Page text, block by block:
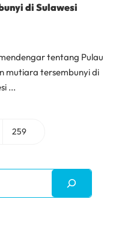
di Sulawesi
tentang Pulau
mutiara tersembunyi di
...
Halaman
259